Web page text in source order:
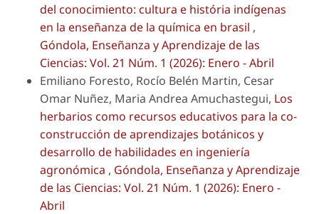
del conocimiento: cultura e história indígenas
en la enseñanza de la química en brasil ,
Góndola, Enseñanza y Aprendizaje de las
Ciencias: Vol. 21 Núm. 1 (2026): Enero - Abril
Emiliano Foresto, Rocío Belén Martin, Cesar
Omar Nuñez, Maria Andrea Amuchastegui, Los
herbarios como recursos educativos para la co-
construcción de aprendizajes botánicos y
desarrollo de habilidades en ingeniería
agronómica , Góndola, Enseñanza y Aprendizaje
de las Ciencias: Vol. 21 Núm. 1 (2026): Enero -
Abril